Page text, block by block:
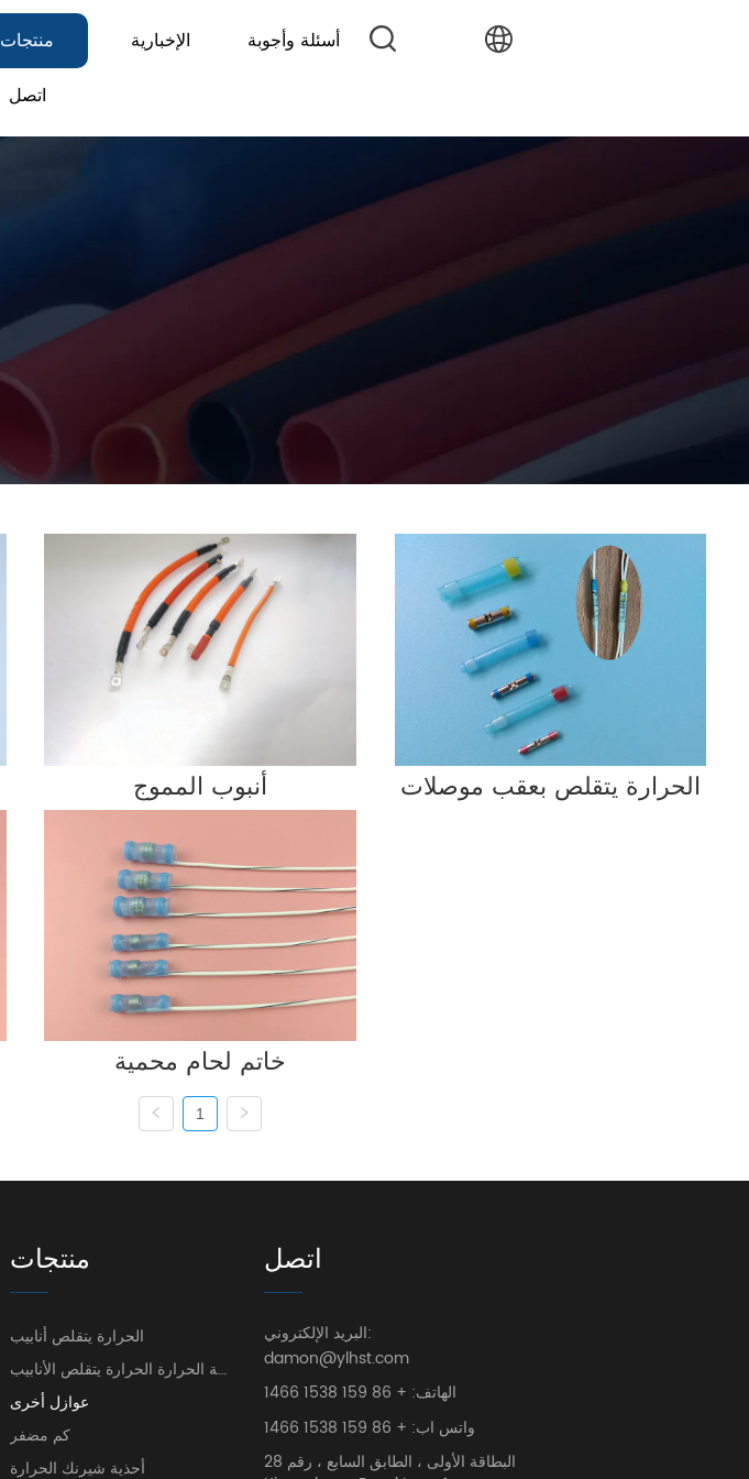
منتجات الإخبارية
أسئلة وأجوبة
اتصل
أنبوب المموج الحرارة يتقلص بعقب موصلات
خاتم لحام محمية
1
منتجات
الحرارة يتقلص أنابيب
ارتفاع درجة الحرارة الحرارة يتقلص الأنابيب
عوازل أخرى
كم مضفر
أحذية شيرنك الحرارة
اتصل
البريد الإلكتروني:
damon@ylhst.com
الهاتف: + 86 159 1538 1466
واتس اب: + 86 159 1538 1466
البطاقة الأولى ، الطابق السابع ، رقم 28